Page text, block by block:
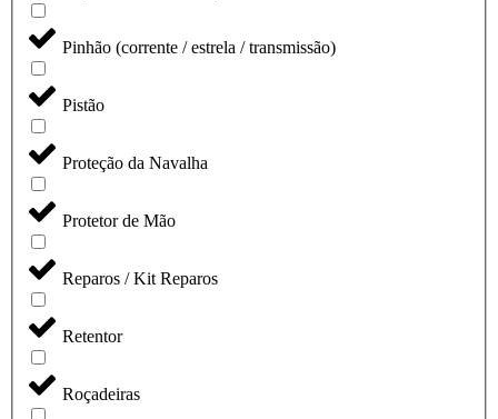
Pinhão (corrente / estrela / transmissão)
Pistão
Proteção da Navalha
Protetor de Mão
Reparos / Kit Reparos
Retentor
Roçadeiras